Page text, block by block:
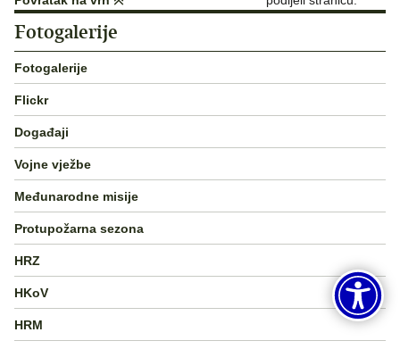
Fotogalerije
Fotogalerije
Flickr
Događaji
Vojne vježbe
Međunarodne misije
Protupožarna sezona
HRZ
HKoV
HRM